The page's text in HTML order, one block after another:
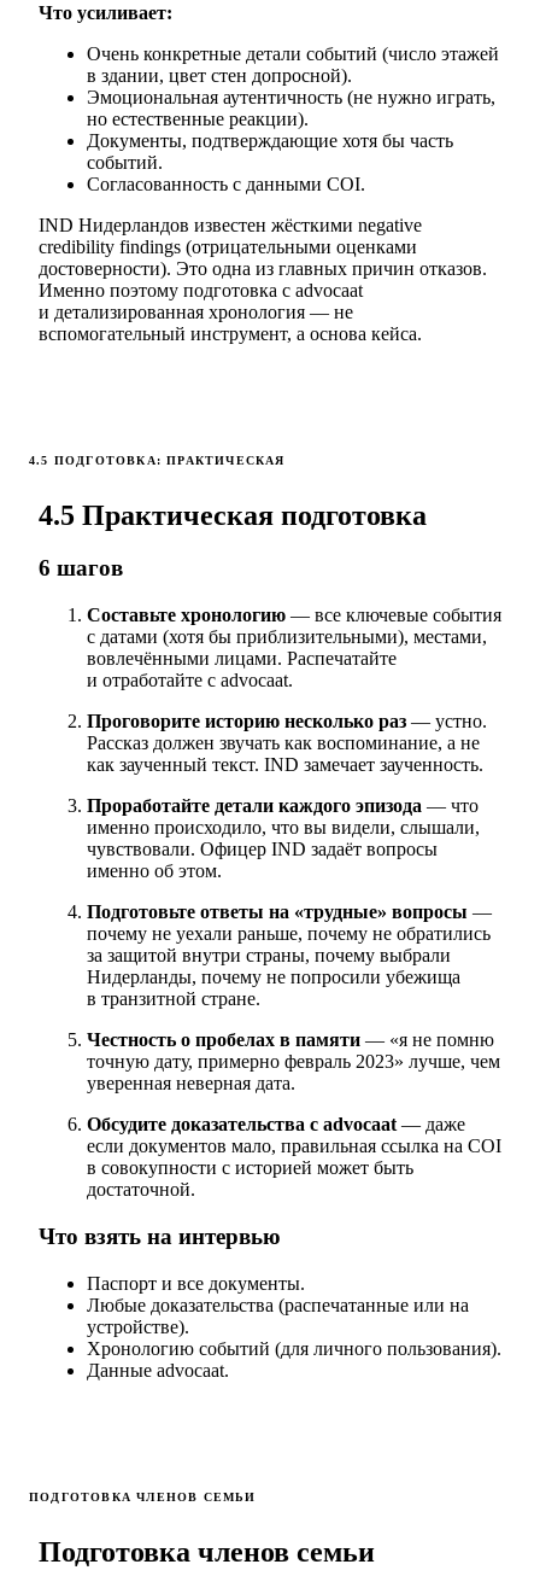
Что усиливает:
Очень конкретные детали событий (число этажей
в здании, цвет стен допросной).
Эмоциональная аутентичность (не нужно играть,
но естественные реакции).
Документы, подтверждающие хотя бы часть
событий.
Согласованность с данными COI.
IND Нидерландов известен жёсткими negative
credibility findings (отрицательными оценками
достоверности). Это одна из главных причин отказов.
Именно поэтому подготовка с advocaat
и детализированная хронология — не
вспомогательный инструмент, а основа кейса.
4.5 ПОДГОТОВКА: ПРАКТИЧЕСКАЯ
4.5 Практическая подготовка
6 шагов
Составьте хронологию — все ключевые события
с датами (хотя бы приблизительными), местами,
вовлечёнными лицами. Распечатайте
и отработайте с advocaat.
Проговорите историю несколько раз — устно.
Рассказ должен звучать как воспоминание, а не
как заученный текст. IND замечает заученность.
Проработайте детали каждого эпизода — что
именно происходило, что вы видели, слышали,
чувствовали. Офицер IND задаёт вопросы
именно об этом.
Подготовьте ответы на «трудные» вопросы —
почему не уехали раньше, почему не обратились
за защитой внутри страны, почему выбрали
Нидерланды, почему не попросили убежища
в транзитной стране.
Честность о пробелах в памяти — «я не помню
точную дату, примерно февраль 2023» лучше, чем
уверенная неверная дата.
Обсудите доказательства с advocaat — даже
если документов мало, правильная ссылка на COI
в совокупности с историей может быть
достаточной.
Что взять на интервью
Паспорт и все документы.
Любые доказательства (распечатанные или на
устройстве).
Хронологию событий (для личного пользования).
Данные advocaat.
ПОДГОТОВКА ЧЛЕНОВ СЕМЬИ
Подготовка членов семьи